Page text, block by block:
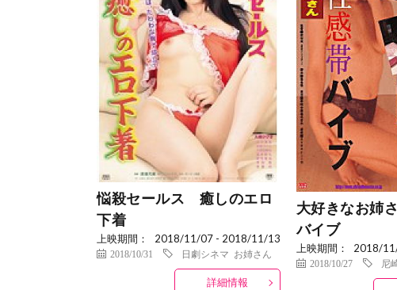
悩殺セールス 癒しのエロ
下着
上映期間： 2018/11/07 - 2018/11/13
2018/10/31 日劇シネマ お姉さん
詳細情報
大好きなお姉
バイブ
上映期間： 2018/
2018/10/27 尼